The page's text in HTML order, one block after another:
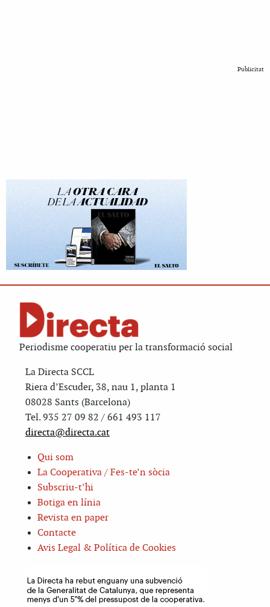
Publicitat
Periodisme cooperatiu per la transformació social
La Directa SCCL
Riera d’Escuder, 38, nau 1, planta 1
08028 Sants (Barcelona)
Tel. 935 27 09 82 / 661 493 117
directa@directa.cat
Qui som
La Cooperativa / Fes-te’n sòcia
Subscriu-t’hi
Botiga en línia
Revista en paper
Contacte
Avis Legal & Política de Cookies